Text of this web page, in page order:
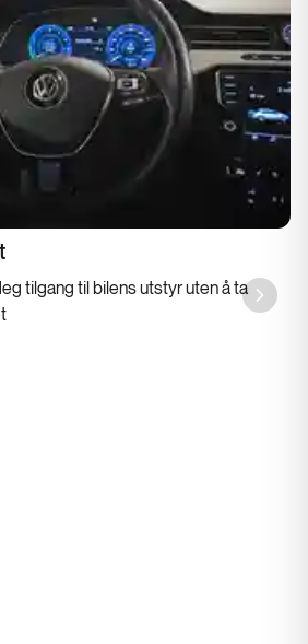
tilgang til bilens utstyr uten å ta
Next